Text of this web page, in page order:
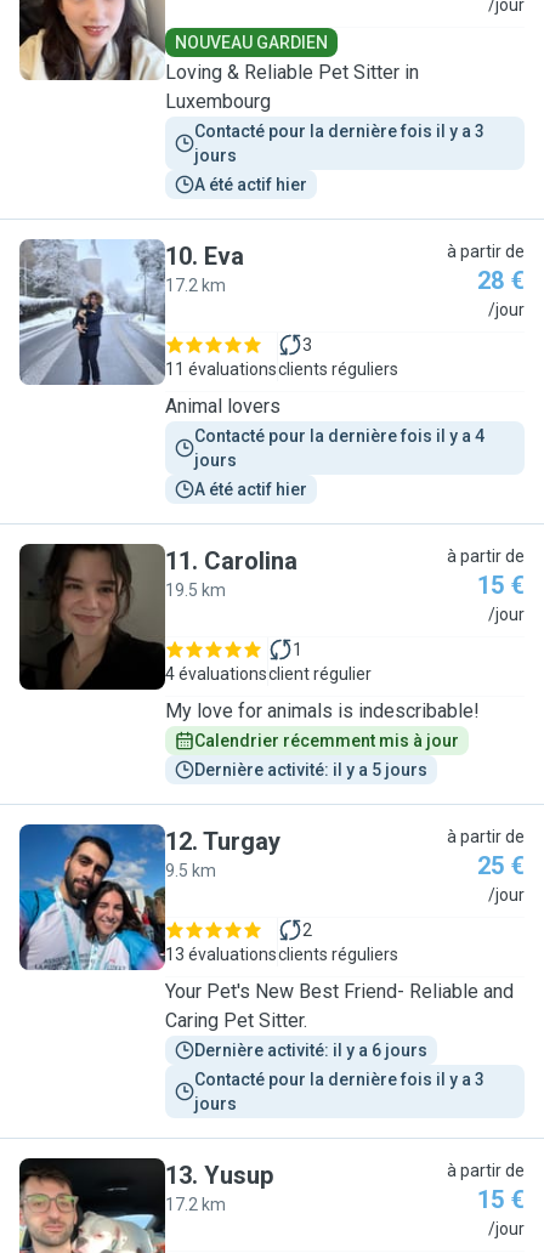
/jour
NOUVEAU GARDIEN
Loving & Reliable Pet Sitter in
Luxembourg
Contacté pour la dernière fois il y a 3
jours
A été actif hier
E
10. Eva
17.2 km
à partir de
28 €
/jour
11 évaluations
3
clients réguliers
Animal lovers
Contacté pour la dernière fois il y a 4
jours
A été actif hier
C
11. Carolina
19.5 km
à partir de
15 €
/jour
4 évaluations
1
client régulier
My love for animals is indescribable!
Calendrier récemment mis à jour
Dernière activité: il y a 5 jours
T
12. Turgay
9.5 km
à partir de
25 €
/jour
13 évaluations
2
clients réguliers
Your Pet's New Best Friend- Reliable and
Caring Pet Sitter.
Dernière activité: il y a 6 jours
Contacté pour la dernière fois il y a 3
jours
Y
13. Yusup
17.2 km
à partir de
15 €
/jour